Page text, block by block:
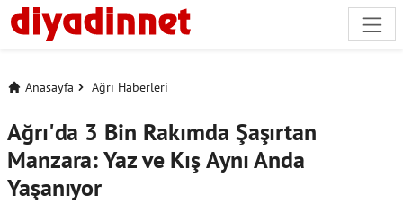
Anasayfa Ağrı Haberleri
Ağrı'da 3 Bin Rakımda Şaşırtan
Manzara: Yaz ve Kış Aynı Anda
Yaşanıyor